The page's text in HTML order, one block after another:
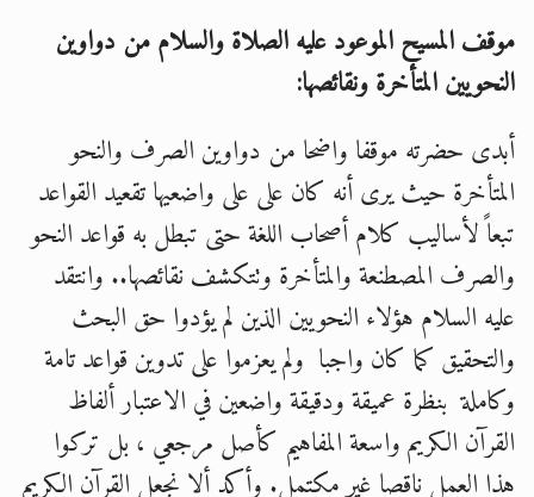
موقف المسيح الموعود عليه الصلاة والسلام من دواوين
النحويين المتأخرة ونقائصها:
أبدى حضرته موقفا واضحا من دواوين الصرف والنحو
المتأخرة حيث يرى أنه كان على على واضعيها تقعيد القواعد
تبعاً لأساليب كلام أصحاب اللغة حتى تبطل به قواعد النحو
والصرف المصطنعة والمتأخرة وتتكشف نقائصها.. وانتقد
عليه السلام هؤلاء النحويين الذين لم يؤدوا حق البحث
والتحقيق كما كان واجبا ولم يعزموا على تدوين قواعد تامة
وكاملة بنظرة عميقة ودقيقة واضعين في الاعتبار ألفاظ
القرآن الكريم واسعة المفاهيم كأصل مرجعي ، بل تركوا
هذا العمل ناقصا غير مكتمل. وأكد ألا نجعل القرآن الكريم